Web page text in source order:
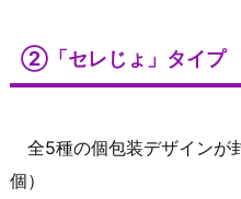
②「セレじょ」タイプ
全5種の個包装デザインが
個）